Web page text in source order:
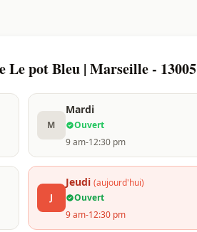
pot Bleu | Marseille - 13005
M
Mardi
Ouvert
9 am-12:30 pm
J
Jeudi (aujourd'hui)
Ouvert
9 am-12:30 pm